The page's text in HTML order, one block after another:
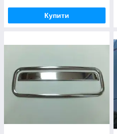
Купити